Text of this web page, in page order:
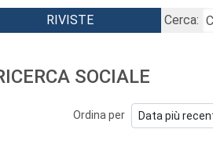
RIVISTE
Cerca:
SOCIALE
Ordina per